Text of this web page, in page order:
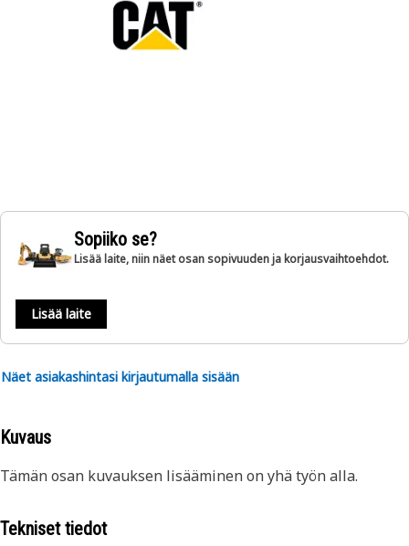
Sopiiko se?
Lisää laite, niin näet osan sopivuuden ja korjausvaihtoehdot.
Lisää laite
Näet asiakashintasi kirjautumalla sisään
Kuvaus
Tämän osan kuvauksen lisääminen on yhä työn alla.
Tekniset tiedot